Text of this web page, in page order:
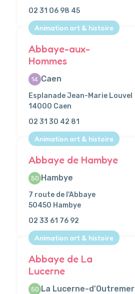
02 31 06 98 45
Animation art & histoire
Abbaye-aux-
Hommes
14 Caen
Esplanade Jean-Marie Louvel
14000 Caen
02 31 30 42 81
Animation art & histoire
Abbaye de Hambye
50 Hambye
7 route de l'Abbaye
50450 Hambye
02 33 61 76 92
Animation art & histoire
Abbaye de La
Lucerne
50 La Lucerne-d'Outremer